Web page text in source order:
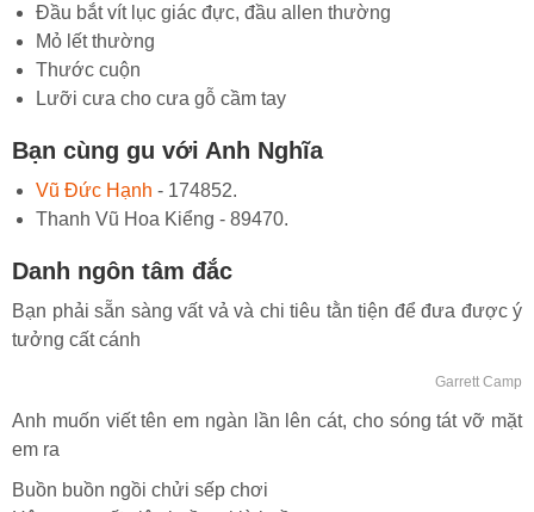
Đầu bắt vít lục giác đực, đầu allen thường
Mỏ lết thường
Thước cuộn
Lưỡi cưa cho cưa gỗ cầm tay
Bạn cùng gu với Anh Nghĩa
Vũ Đức Hạnh - 174852.
Thanh Vũ Hoa Kiểng - 89470.
Danh ngôn tâm đắc
Bạn phải sẵn sàng vất vả và chi tiêu tằn tiện để đưa được ý
tưởng cất cánh
Garrett Camp
Anh muốn viết tên em ngàn lần lên cát, cho sóng tát vỡ mặt
em ra
Buồn buồn ngồi chửi sếp chơi